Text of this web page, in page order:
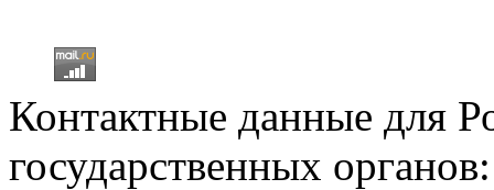
Контактные данные для
государственных